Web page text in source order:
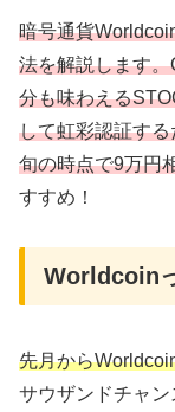
暗号通貨
法を解説します
分も味わえる
して虹彩認証す
旬の時点で9万円
すすめ！
Worldcoin
先月から
サウザンドチャ